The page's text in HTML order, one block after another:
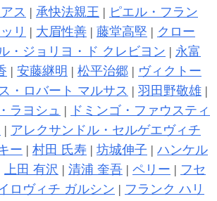
ス | 承快法親王 | ピエル・フラン
リ | 大眉性善 | 藤堂高堅 | クロー
・ジョリヨ・ド クレビヨン | 永富
| 安藤継明 | 松平治郷 | ヴィクトー
・ロバート マルサス | 羽田野敬雄 |
ラヨシュ |
ドミンゴ・ファウスティ
| アレクサンドル・セルゲエヴィチ
ー | 村田 氏寿 | 坊城伸子 | ハンケル
上田 有沢 | 清浦 奎吾 | ペリー | フセ
ロヴィチ ガルシン | フランク ハリ